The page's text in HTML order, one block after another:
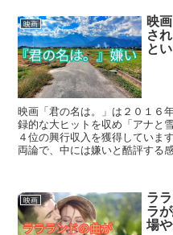
映画 映
さ
と
映画「君の名は。」は２０１６
録的な大ヒットを収め「アナと
４位の興行収入を獲得していま
両論で、中には嫌いと酷評する
映画 ラ
ラ
場